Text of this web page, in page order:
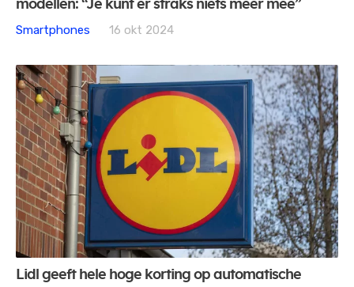
modellen: “Je kunt er straks niets meer mee”
Smartphones
16 okt 2024
Lidl geeft hele hoge korting op automatische